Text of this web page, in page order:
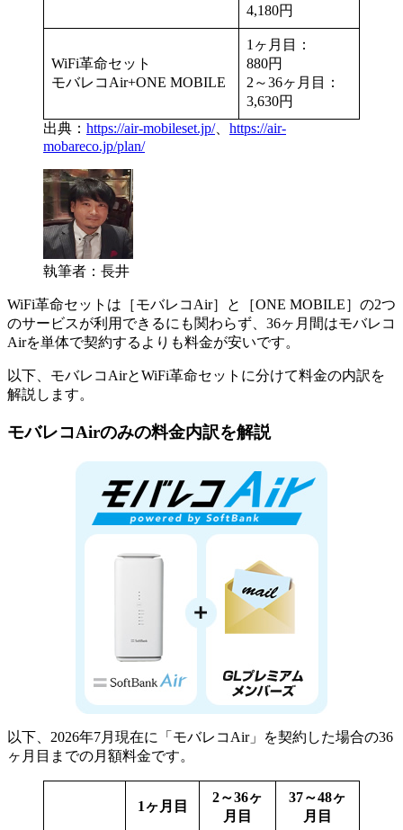
4,180円
WiFi革命セット
モバレコAir+ONE MOBILE
1ヶ月目：
880円
2～36ヶ月目：
3,630円
出典： https://air-mobileset.jp/、 https://air-
mobareco.jp/plan/
執筆者：長井
WiFi革命セットは［モバレコAir］と［ONE MOBILE］の2つ
のサービスが利用できるにも関わらず、36ヶ月間はモバレコ
Airを単体で契約するよりも料金が安いです。
以下、モバレコAirとWiFi革命セットに分けて料金の内訳を
解説します。
モバレコAirのみの料金内訳を解説
以下、2026年7月現在に「モバレコAir」を契約した場合の36
ヶ月目までの月額料金です。
1ヶ月目
2～36ヶ
月目
37～48ヶ
月目